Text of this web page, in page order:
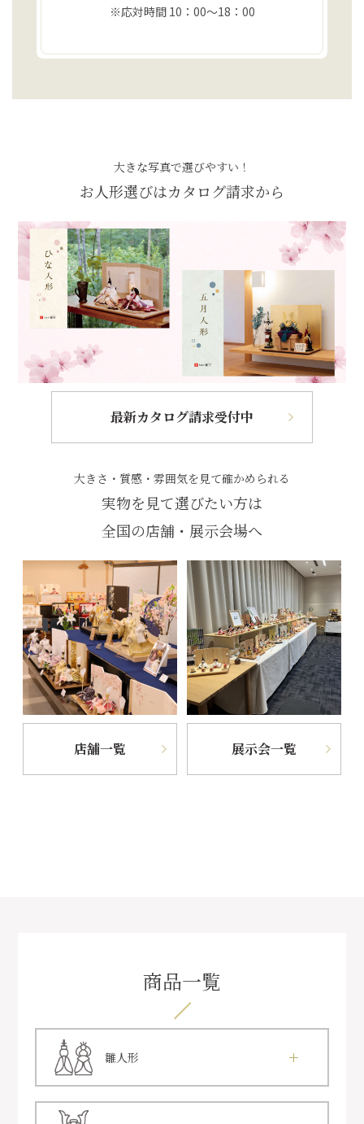
※応対時間 10：00〜18：00
大きな写真で選びやすい！
お人形選びはカタログ請求から
最新カタログ請求受付中
大きさ・質感・雰囲気を見て確かめられる
実物を見て選びたい方は
全国の店舗・展示会場へ
店舗一覧 展示会一覧
商品一覧
雛人形